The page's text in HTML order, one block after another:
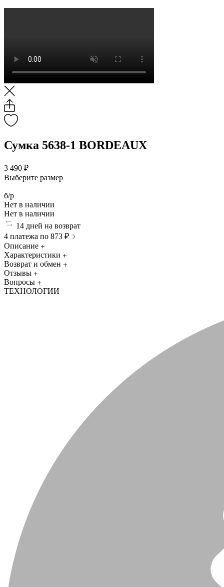
Сумка 5638-1 BORDEAUX
3 490 ₽
Выберите размер
б/р
Нет в наличии
Нет в наличии
14 дней на возврат
4 платежа по 873 ₽
Описание
Характеристики
Возврат и обмен
Отзывы
Вопросы
ТЕХНОЛОГИИ